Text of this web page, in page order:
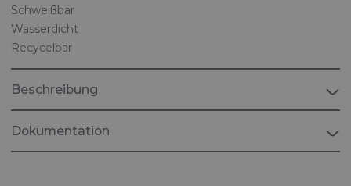
Schweißbar
Wasserdicht
Recycelbar
Beschreibung
Dokumentation